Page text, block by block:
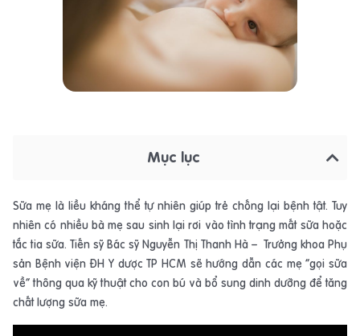
Mục lục
Sữa mẹ là liều kháng thể tự nhiên giúp trẻ chống lại bệnh tật. Tuy
nhiên có nhiều bà mẹ sau sinh lại rơi vào tình trạng mất sữa hoặc
tắc tia sữa. Tiến sỹ Bác sỹ Nguyễn Thị Thanh Hà – Trưởng khoa Phụ
sản Bệnh viện ĐH Y dược TP HCM sẽ hướng dẫn các mẹ “gọi sữa
về” thông qua kỹ thuật cho con bú và bổ sung dinh dưỡng để tăng
chất lượng sữa mẹ.